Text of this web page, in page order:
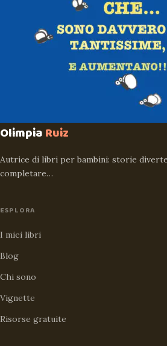
OlimpiaRuiz
Autrice di libri per bambini: storie
completare…
ESPLORA
I miei libri
Blog
Chi sono
Vignette
Risorse gratuite